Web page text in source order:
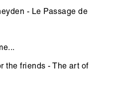
- Le Passage de
the friends - The art of